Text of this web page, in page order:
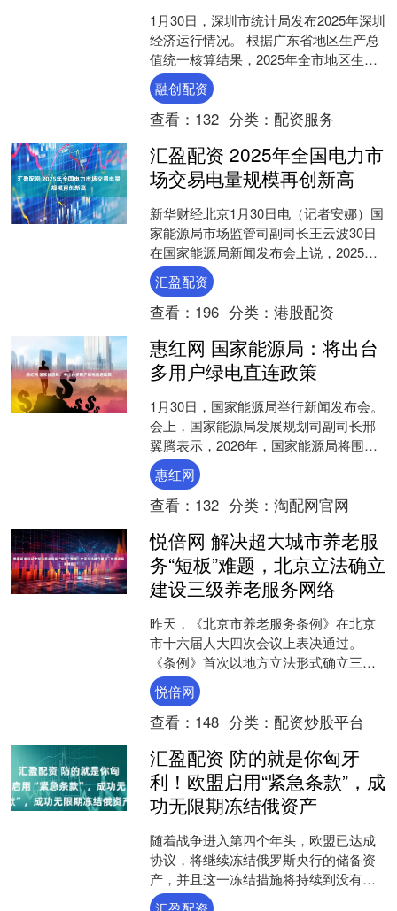
1月30日，深圳市统计局发布2025年深圳
经济运行情况。 根据广东省地区生产总
值统一核算结果，2025年全市地区生产
总值38731.80亿元，按不变价格计算，
同....
融创配资
查看： 132 分类： 配资服务
汇盈配资 2025年全国电力市
场交易电量规模再创新高
新华财经北京1月30日电（记者安娜）国
家能源局市场监管司副司长王云波30日
在国家能源局新闻发布会上说，2025
年，全国电力市场交易电量规模再创新
高，累计完成交易....
汇盈配资
查看： 196 分类： 港股配资
惠红网 国家能源局：将出台
多用户绿电直连政策
1月30日，国家能源局举行新闻发布会。
会上，国家能源局发展规划司副司长邢
翼腾表示，2026年，国家能源局将围绕
激发市场活力、优化发展环境等方面加
大政策支持力度，....
惠红网
查看： 132 分类： 淘配网官网
悦倍网 解决超大城市养老服
务“短板”难题，北京立法确立
建设三级养老服务网络
昨天，《北京市养老服务条例》在北京
市十六届人大四次会议上表决通过。
《条例》首次以地方立法形式确立三级
养老服务网络，明确提出建立健全区级
养老服务指导中心、街道（乡....
悦倍网
查看： 148 分类： 配资炒股平台
汇盈配资 防的就是你匈牙
利！欧盟启用“紧急条款”，成
功无限期冻结俄资产
随着战争进入第四个年头，欧盟已达成
协议，将继续冻结俄罗斯央行的储备资
产，并且这一冻结措施将持续到没有超
过15个成员国（占欧盟总人口的55%）